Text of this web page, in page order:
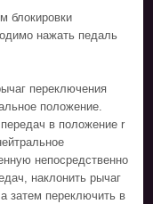
блокировки
нажать педаль
переключения
положение.
в положение r
непосредственно
наклонить рычаг
затем переключить в